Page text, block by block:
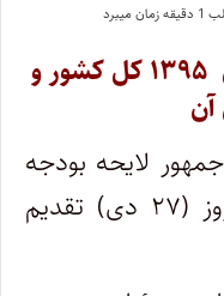
متن کامل لایحه بودجه سال ۱۳۹۵ کل کشور و
لایحه بودجه
سال ۱۳۹۵ کل کشور را امروز (۲۷ دی) تقدیم